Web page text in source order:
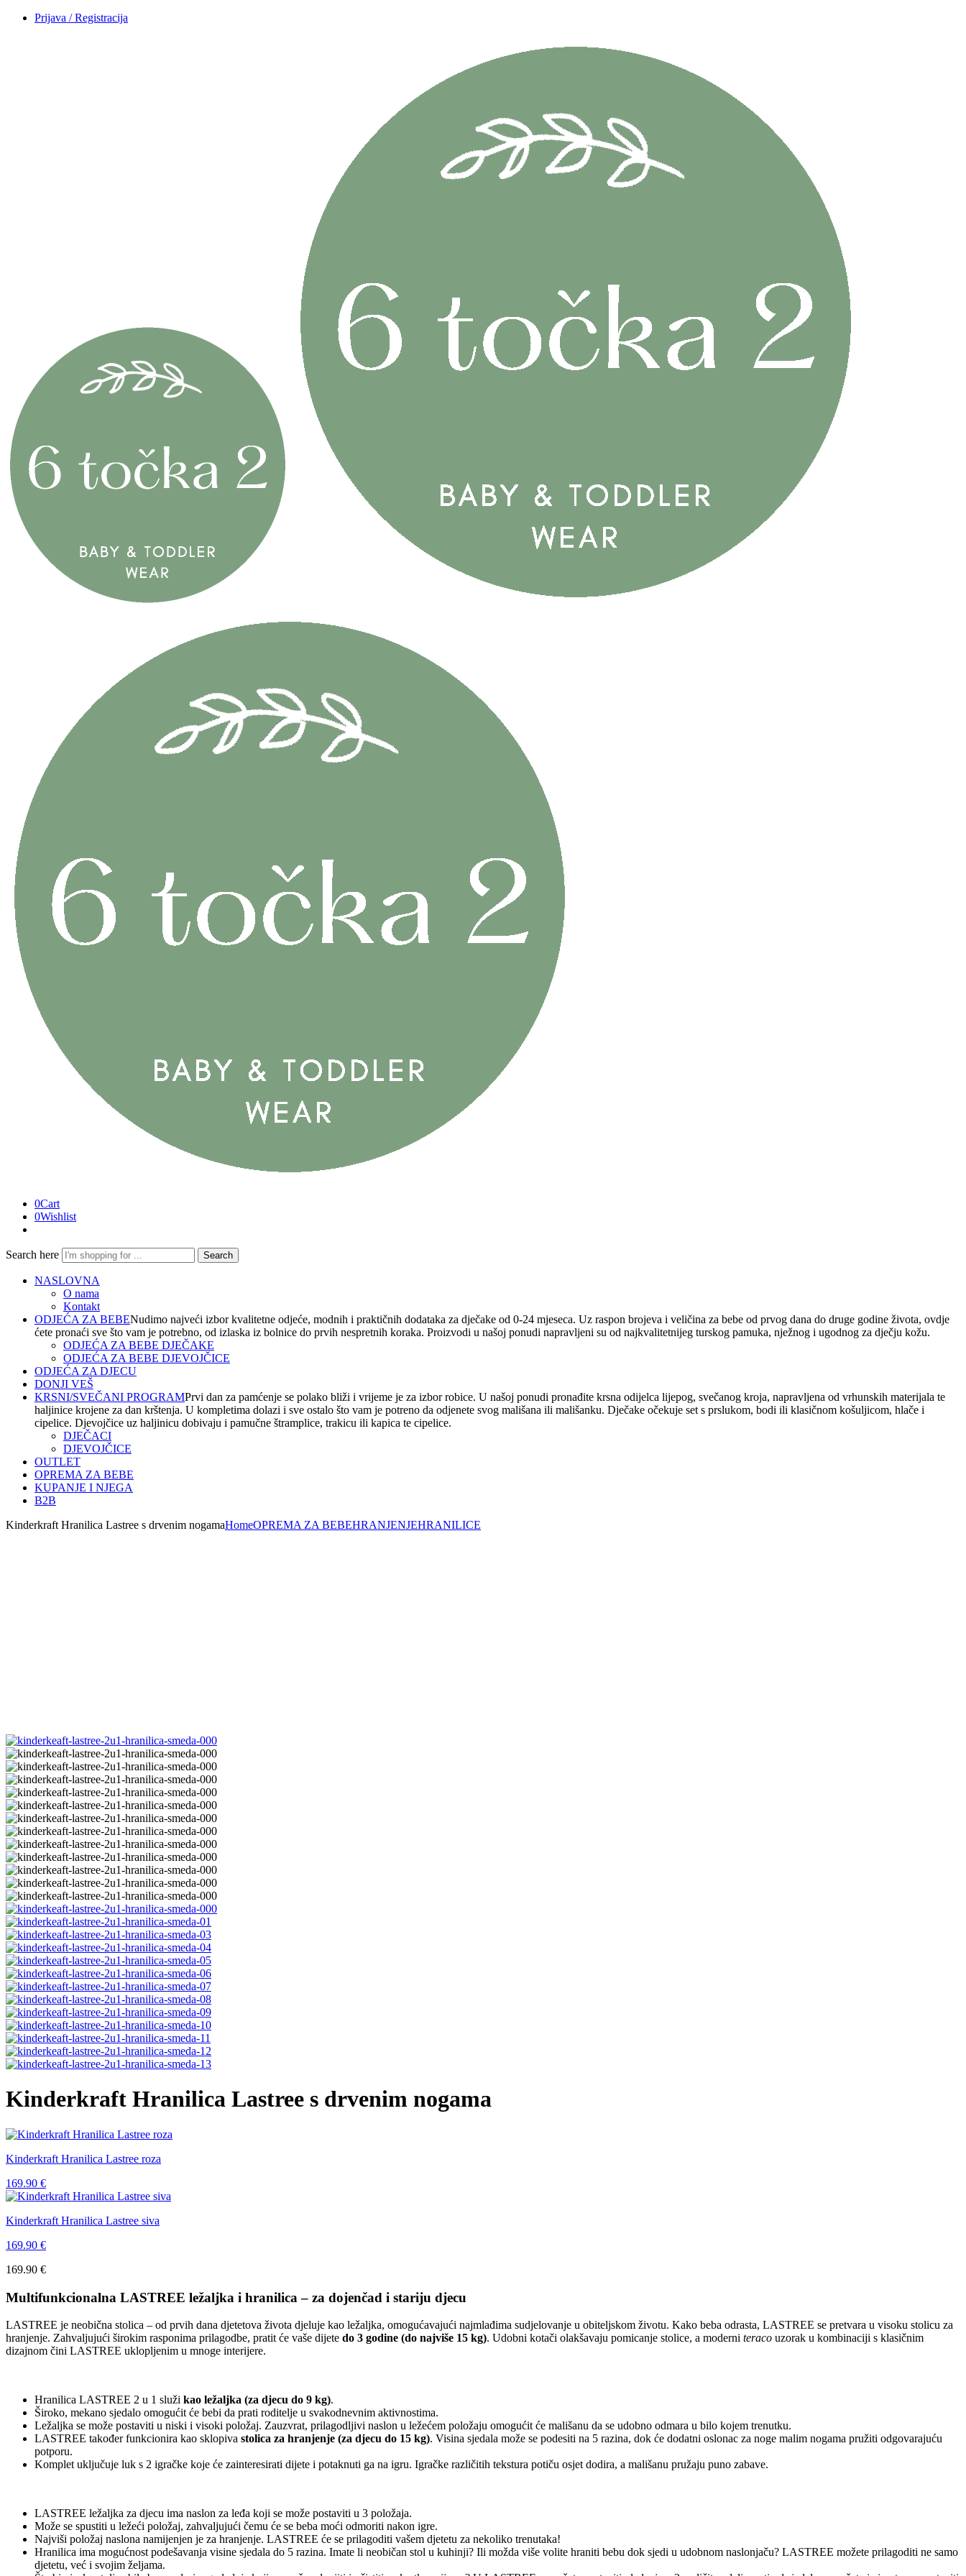
Prijava / Registracija
0Cart
0Wishlist
Search here Search
NASLOVNA
O nama
Kontakt
ODJEĆA ZA BEBENudimo najveći izbor kvalitetne odjeće, modnih i praktičnih dodataka za dječake od 0-24 mjeseca. Uz raspon brojeva i veličina za bebe od prvog dana do druge godine života, ovdje
ćete pronaći sve što vam je potrebno, od izlaska iz bolnice do prvih nespretnih koraka. Proizvodi u našoj ponudi napravljeni su od najkvalitetnijeg turskog pamuka, nježnog i ugodnog za dječju kožu.
ODJEĆA ZA BEBE DJEČAKE
ODJEĆA ZA BEBE DJEVOJČICE
ODJEĆA ZA DJECU
DONJI VEŠ
KRSNI/SVEČANI PROGRAMPrvi dan za pamćenje se polako bliži i vrijeme je za izbor robice. U našoj ponudi pronađite krsna odijelca lijepog, svečanog kroja, napravljena od vrhunskih materijala te
haljinice krojene za dan krštenja. U kompletima dolazi i sve ostalo što vam je potreno da odjenete svog mališana ili mališanku. Dječake očekuje set s prslukom, bodi ili klasičnom košuljicom, hlače i
cipelice. Djevojčice uz haljinicu dobivaju i pamučne štramplice, trakicu ili kapica te cipelice.
DJEČACI
DJEVOJČICE
OUTLET
OPREMA ZA BEBE
KUPANJE I NJEGA
B2B
Kinderkraft Hranilica Lastree s drvenim nogamaHomeOPREMA ZA BEBEHRANJENJEHRANILICE
Kinderkraft Hranilica Lastree s drvenim nogama
Kinderkraft Hranilica Lastree roza
169.90 €
Kinderkraft Hranilica Lastree siva
169.90 €
169.90 €
Multifunkcionalna LASTREE ležaljka i hranilica – za dojenčad i stariju djecu
LASTREE je neobična stolica – od prvih dana djetetova života djeluje kao ležaljka, omogućavajući najmlađima sudjelovanje u obiteljskom životu. Kako beba odrasta, LASTREE se pretvara u visoku stolicu za
hranjenje. Zahvaljujući širokim rasponima prilagodbe, pratit će vaše dijete do 3 godine (do najviše 15 kg). Udobni kotači olakšavaju pomicanje stolice, a moderni teraco uzorak u kombinaciji s klasičnim
dizajnom čini LASTREE uklopljenim u mnoge interijere.
Hranilica LASTREE 2 u 1 služi kao ležaljka (za djecu do 9 kg).
Široko, mekano sjedalo omogućit će bebi da prati roditelje u svakodnevnim aktivnostima.
Ležaljka se može postaviti u niski i visoki položaj. Zauzvrat, prilagodljivi naslon u ležećem položaju omogućit će mališanu da se udobno odmara u bilo kojem trenutku.
LASTREE također funkcionira kao sklopiva stolica za hranjenje (za djecu do 15 kg). Visina sjedala može se podesiti na 5 razina, dok će dodatni oslonac za noge malim nogama pružiti odgovarajuću
potporu.
Komplet uključuje luk s 2 igračke koje će zainteresirati dijete i potaknuti ga na igru. Igračke različitih tekstura potiču osjet dodira, a mališanu pružaju puno zabave.
LASTREE ležaljka za djecu ima naslon za leđa koji se može postaviti u 3 položaja.
Može se spustiti u ležeći položaj, zahvaljujući čemu će se beba moći odmoriti nakon igre.
Najviši položaj naslona namijenjen je za hranjenje. LASTREE će se prilagoditi vašem djetetu za nekoliko trenutaka!
Hranilica ima mogućnost podešavanja visine sjedala do 5 razina. Imate li neobičan stol u kuhinji? Ili možda više volite hraniti bebu dok sjedi u udobnom naslonjaču? LASTREE možete prilagoditi ne samo
djetetu, već i svojim željama.